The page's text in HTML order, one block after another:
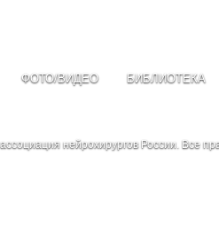
ФОТО/ВИДЕО БИБЛИОТЕКА
нейрохирургов России. Все